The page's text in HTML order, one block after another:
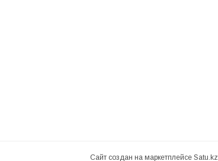
Сайт создан на маркетплейсе Satu.kz